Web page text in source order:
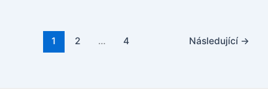
1 2 … 4 Následující →